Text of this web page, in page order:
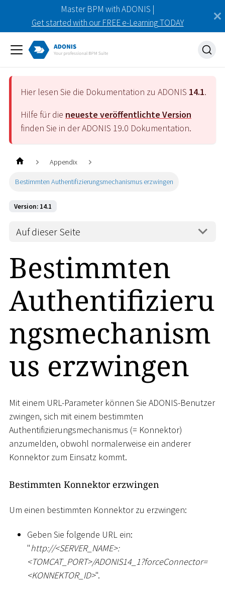
Master BPM with ADONIS |
Get started with our FREE e-Learning TODAY
Hier lesen Sie die Dokumentation zu ADONIS 14.1.
Hilfe für die neueste veröffentlichte Version
finden Sie in der ADONIS 19.0 Dokumentation.
Appendix
Bestimmten Authentifizierungsmechanismus erzwingen
Version: 14.1
Auf dieser Seite
Bestimmten
Authentifizieru
ngsmechanism
us erzwingen
Mit einem URL-Parameter können Sie ADONIS-Benutzer
zwingen, sich mit einem bestimmten
Authentifizierungsmechanismus (= Konnektor)
anzumelden, obwohl normalerweise ein anderer
Konnektor zum Einsatz kommt.
Bestimmten Konnektor erzwingen
Um einen bestimmten Konnektor zu erzwingen:
Geben Sie folgende URL ein:
"http://<SERVER_NAME>:
<TOMCAT_PORT>/ADONIS14_1?forceConnector=
<KONNEKTOR_ID>".